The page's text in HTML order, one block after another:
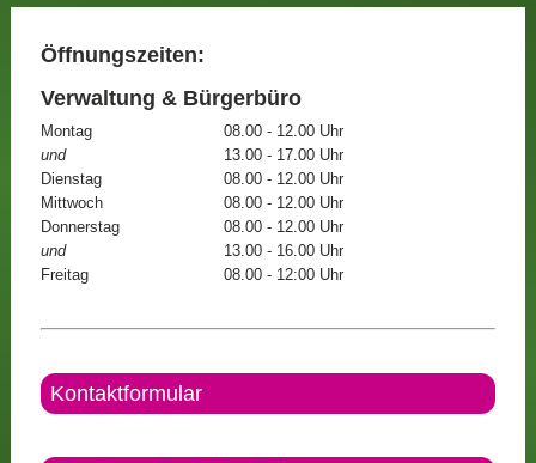
Öffnungszeiten:
Verwaltung & Bürgerbüro
Montag
08.00 - 12.00 Uhr
und
13.00 - 17.00 Uhr
Dienstag
08.00 - 12.00 Uhr
Mittwoch
08.00 - 12.00 Uhr
Donnerstag
08.00 - 12.00 Uhr
und
13.00 - 16.00 Uhr
Freitag
08.00 - 12:00 Uhr
Kontaktformular